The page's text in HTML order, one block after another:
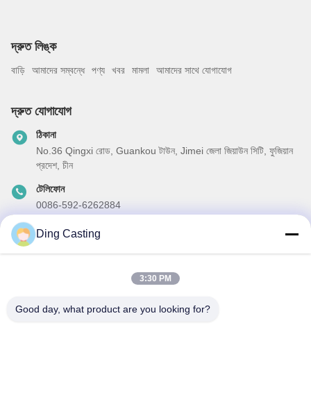
দ্রুত লিঙ্ক
বাড়ি আমাদের সম্বন্ধে পণ্য খবর মামলা আমাদের সাথে যোগাযোগ
দ্রুত যোগাযোগ
ঠিকানা
No.36 Qingxi রোড, Guankou টাউন, Jimei জেলা জিয়াউন সিটি, ফুজিয়ান
প্রদেশ, চীন
টেলিফোন
0086-592-6262884
ই-মেইল
আমাদের নিউজলেটার
Ding Casting
3:30 PM
Good day, what product are you looking for?